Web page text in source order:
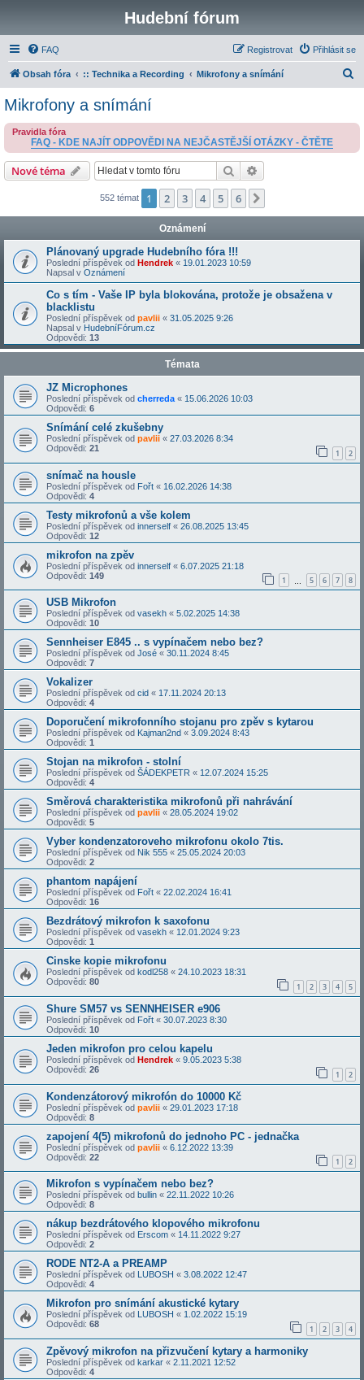
Hudební fórum
FAQ Přihlásit se
Registrovat
Obsah fóra :: Technika a Recording Mikrofony a snímání
a
Mikrofony a snímání
Pravidla fóra
FAQ - KDE NAJÍT ODPOVĚDI NA NEJČASTĚJŠÍ OTÁZKY - ČTĚTE
Nové téma Hledat
552 témat 1 2 3 4 5 6
Oznámení
Plánovaný upgrade Hudebního fóra !!!
Poslední příspěvek od Hendrek « 19.01.2023 10:59
Napsal v Oznámení
Co s tím - Vaše IP byla blokována, protože je obsažena v
blacklistu
Poslední příspěvek od pavlii « 31.05.2025 9:26
Napsal v HudebníFórum.cz
Odpovědi: 13
Témata
JZ Microphones
Poslední příspěvek od cherreda « 15.06.2026 10:03
Odpovědi: 6
Snímání celé zkušebny
Poslední příspěvek od pavlii « 27.03.2026 8:34
Odpovědi: 21 1 2
snímač na housle
Poslední příspěvek od Fořt « 16.02.2026 14:38
Odpovědi: 4
Testy mikrofonů a vše kolem
Poslední příspěvek od innerself « 26.08.2025 13:45
Odpovědi: 12
mikrofon na zpěv
Poslední příspěvek od innerself « 6.07.2025 21:18
Odpovědi: 149 1 5 6 7 8
USB Mikrofon
Poslední příspěvek od vasekh « 5.02.2025 14:38
Odpovědi: 10
Sennheiser E845 .. s vypínačem nebo bez?
Poslední příspěvek od José « 30.11.2024 8:45
Odpovědi: 7
Vokalizer
Poslední příspěvek od cid « 17.11.2024 20:13
Odpovědi: 4
Doporučení mikrofonního stojanu pro zpěv s kytarou
Poslední příspěvek od Kajman2nd « 3.09.2024 8:43
Odpovědi: 1
Stojan na mikrofon - stolní
Poslední příspěvek od ŠÁDEKPETR « 12.07.2024 15:25
Odpovědi: 4
Směrová charakteristika mikrofonů při nahrávání
Poslední příspěvek od pavlii « 28.05.2024 19:02
Odpovědi: 5
Vyber kondenzatoroveho mikrofonu okolo 7tis.
Poslední příspěvek od Nik 555 « 25.05.2024 20:03
Odpovědi: 2
phantom napájení
Poslední příspěvek od Fořt « 22.02.2024 16:41
Odpovědi: 16
Bezdrátový mikrofon k saxofonu
Poslední příspěvek od vasekh « 12.01.2024 9:23
Odpovědi: 1
Cinske kopie mikrofonu
Poslední příspěvek od kodl258 « 24.10.2023 18:31
Odpovědi: 80 1 2 3 4 5
Shure SM57 vs SENNHEISER e906
Poslední příspěvek od Fořt « 30.07.2023 8:30
Odpovědi: 10
Jeden mikrofon pro celou kapelu
Poslední příspěvek od Hendrek « 9.05.2023 5:38
Odpovědi: 26 1 2
Kondenzátorový mikrofón do 10000 Kč
Poslední příspěvek od pavlii « 29.01.2023 17:18
Odpovědi: 8
zapojení 4(5) mikrofonů do jednoho PC - jednačka
Poslední příspěvek od pavlii « 6.12.2022 13:39
Odpovědi: 22 1 2
Mikrofon s vypínačem nebo bez?
Poslední příspěvek od bullin « 22.11.2022 10:26
Odpovědi: 8
nákup bezdrátového klopového mikrofonu
Poslední příspěvek od Erscom « 14.11.2022 9:27
Odpovědi: 2
RODE NT2-A a PREAMP
Poslední příspěvek od LUBOSH « 3.08.2022 12:47
Odpovědi: 4
Mikrofon pro snímání akustické kytary
Poslední příspěvek od LUBOSH « 1.02.2022 15:19
Odpovědi: 68 1 2 3 4
Zpěvový mikrofon na přizvučení kytary a harmoniky
Poslední příspěvek od karkar « 2.11.2021 12:52
Odpovědi: 4